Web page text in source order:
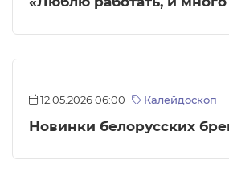
12.05.2026 06:00 Калейдоскоп
Новинки белорусских